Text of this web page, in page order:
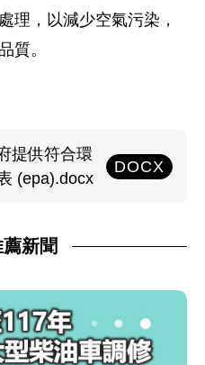
理，以減少空氣污染，
質。
提供符合環
(epa).docx
DOCX
新聞